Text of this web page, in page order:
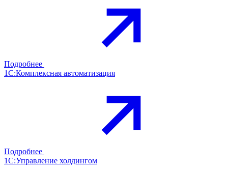
Подробнее
1С:Комплексная автоматизация
Подробнее
1С:Управление холдингом